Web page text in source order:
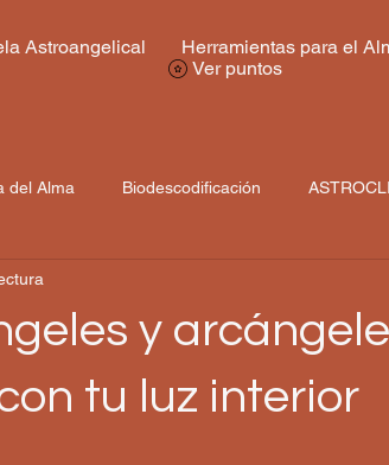
Astroangelical Herramientas para el
Ver puntos
del Alma Biodescodificación
y
tu luz interior